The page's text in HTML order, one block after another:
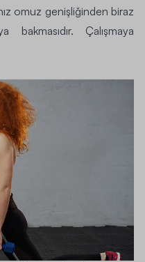
omuz genişliğinden biraz
bakmasıdır. Çalışmaya